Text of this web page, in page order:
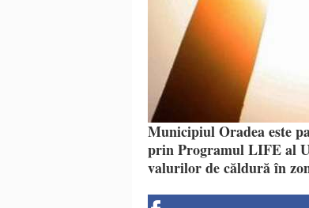
Municipiul Oradea este
prin Programul LIFE al
valurilor de căldură în